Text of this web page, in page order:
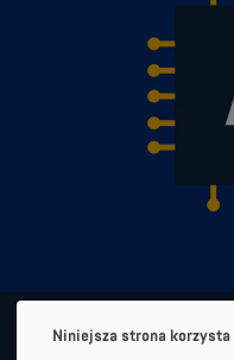
Niniejsza strona